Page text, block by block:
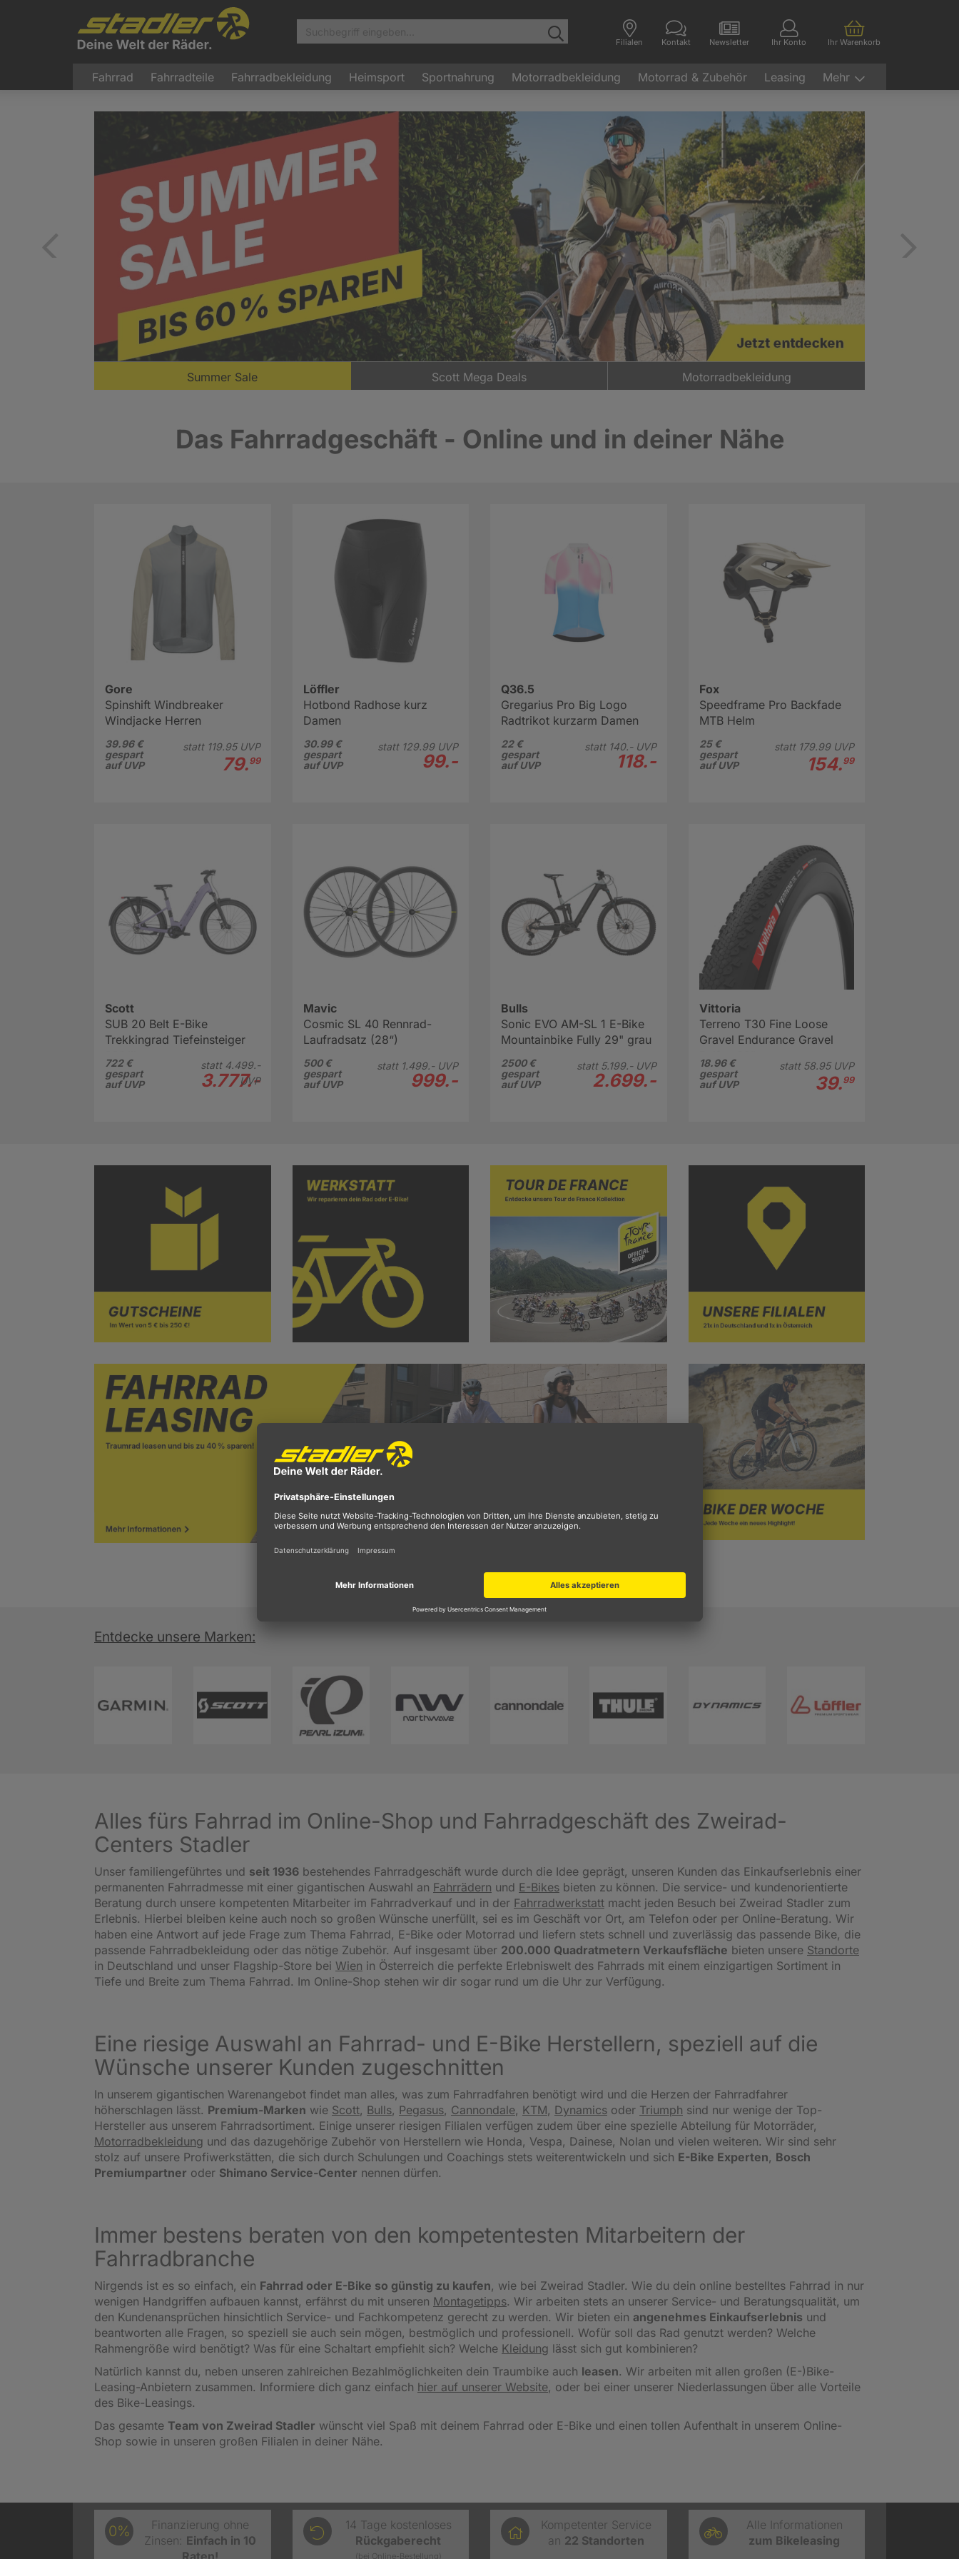
Filialen Kontakt Newsletter Ihr Konto Ihr Warenkorb
Fahrrad Fahrradteile Fahrradbekleidung Heimsport Sportnahrung Motorradbekleidung Motorrad & Zubehör Leasing Mehr
Summer Sale Scott Mega Deals Motorradbekleidung
Das Fahrradgeschäft - Online und in deiner Nähe
Gore
Spinshift Windbreaker
Windjacke Herren
39.96 €
gespart
auf UVP
statt 119.95UVP
79.99
Löffler
Hotbond Radhose kurz
Damen
30.99 €
gespart
auf UVP
statt 129.99UVP
99.-
Q36.5
Gregarius Pro Big Logo
Radtrikot kurzarm Damen
22 €
gespart
auf UVP
statt 140.-UVP
118.-
Fox
Speedframe Pro Backfade
MTB Helm
25 €
gespart
auf UVP
statt 179.99UVP
154.99
Scott
SUB 20 Belt E-Bike
Trekkingrad Tiefeinsteiger
722 €
gespart
auf UVP
statt 4.499.-
UVP
3.777.-
Mavic
Cosmic SL 40 Rennrad-
Laufradsatz (28“)
500 €
gespart
auf UVP
statt 1.499.-UVP
999.-
Bulls
Sonic EVO AM-SL 1 E-Bike
Mountainbike Fully 29" grau
2500 €
gespart
auf UVP
statt 5.199.-UVP
2.699.-
Vittoria
Terreno T30 Fine Loose
Gravel Endurance Gravel
18.96 €
gespart
auf UVP
statt 58.95UVP
39.99
Entdecke unsere Marken:
Alles fürs Fahrrad im Online-Shop und Fahrradgeschäft des Zweirad-
Centers Stadler
Unser familiengeführtes und seit 1936 bestehendes Fahrradgeschäft wurde durch die Idee geprägt, unseren Kunden das Einkaufserlebnis einer
permanenten Fahrradmesse mit einer gigantischen Auswahl an Fahrrädern und E-Bikes bieten zu können. Die service- und kundenorientierte
Beratung durch unsere kompetenten Mitarbeiter im Fahrradverkauf und in der Fahrradwerkstatt macht jeden Besuch bei Zweirad Stadler zum
Erlebnis. Hierbei bleiben keine auch noch so großen Wünsche unerfüllt, sei es im Geschäft vor Ort, am Telefon oder per Online-Beratung. Wir
haben eine Antwort auf jede Frage zum Thema Fahrrad, E-Bike oder Motorrad und liefern stets schnell und zuverlässig das passende Bike, die
passende Fahrradbekleidung oder das nötige Zubehör. Auf insgesamt über 200.000 Quadratmetern Verkaufsfläche bieten unsere Standorte
in Deutschland und unser Flagship-Store bei Wien in Österreich die perfekte Erlebniswelt des Fahrrads mit einem einzigartigen Sortiment in
Tiefe und Breite zum Thema Fahrrad. Im Online-Shop stehen wir dir sogar rund um die Uhr zur Verfügung.
Eine riesige Auswahl an Fahrrad- und E-Bike Herstellern, speziell auf die
Wünsche unserer Kunden zugeschnitten
In unserem gigantischen Warenangebot findet man alles, was zum Fahrradfahren benötigt wird und die Herzen der Fahrradfahrer
höherschlagen lässt. Premium-Marken wie Scott, Bulls, Pegasus, Cannondale, KTM, Dynamics oder Triumph sind nur wenige der Top-
Hersteller aus unserem Fahrradsortiment. Einige unserer riesigen Filialen verfügen zudem über eine spezielle Abteilung für Motorräder,
Motorradbekleidung und das dazugehörige Zubehör von Herstellern wie Honda, Vespa, Dainese, Nolan und vielen weiteren. Wir sind sehr
stolz auf unsere Profiwerkstätten, die sich durch Schulungen und Coachings stets weiterentwickeln und sich E-Bike Experten, Bosch
Premiumpartner oder Shimano Service-Center nennen dürfen.
Immer bestens beraten von den kompetentesten Mitarbeitern der
Fahrradbranche
Nirgends ist es so einfach, ein Fahrrad oder E-Bike so günstig zu kaufen, wie bei Zweirad Stadler. Wie du dein online bestelltes Fahrrad in nur
wenigen Handgriffen aufbauen kannst, erfährst du mit unseren Montagetipps. Wir arbeiten stets an unserer Service- und Beratungsqualität, um
den Kundenansprüchen hinsichtlich Service- und Fachkompetenz gerecht zu werden. Wir bieten ein angenehmes Einkaufserlebnis und
beantworten alle Fragen, so speziell sie auch sein mögen, bestmöglich und professionell. Wofür soll das Rad genutzt werden? Welche
Rahmengröße wird benötigt? Was für eine Schaltart empfiehlt sich? Welche Kleidung lässt sich gut kombinieren?
Natürlich kannst du, neben unseren zahlreichen Bezahlmöglichkeiten dein Traumbike auch leasen. Wir arbeiten mit allen großen (E-)Bike-
Leasing-Anbietern zusammen. Informiere dich ganz einfach hier auf unserer Website, oder bei einer unserer Niederlassungen über alle Vorteile
des Bike-Leasings.
Das gesamte Team von Zweirad Stadler wünscht viel Spaß mit deinem Fahrrad oder E-Bike und einen tollen Aufenthalt in unserem Online-
Shop sowie in unseren großen Filialen in deiner Nähe.
0%
Finanzierung ohne
Zinsen: Einfach in 10
Raten!
14 Tage kostenloses
Rückgaberecht
(bei Online-Bestellung)
Kompetenter Service
an 22 Standorten
Alle Informationen
zum Bikeleasing